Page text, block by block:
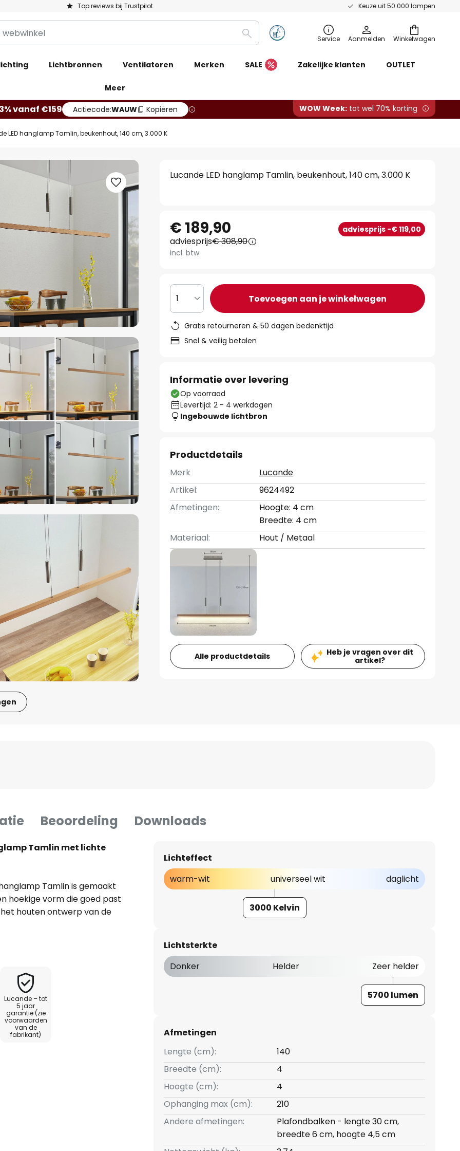
Top reviews bij Trustpilot Keuze uit 50.000 lampen
Winkelwagen
Zoeken Service Aanmelden
Lichtbronnen Ventilatoren Merken SALE Zakelijke klanten OUTLET
Meer
vanaf €159 Actiecode:WAUW Kopiëren WOW Week: tot wel 70% korting
LED hanglamp Tamlin, beukenhout, 140 cm, 3.000 K
Lucande LED hanglamp Tamlin, beukenhout, 140 cm, 3.000 K
€ 189,90 adviesprijs -€ 119,00
adviesprijs€ 308,90
incl. btw
1 Toevoegen aan je winkelwagen
Gratis retourneren & 50 dagen bedenktijd
Snel & veilig betalen
Informatie over levering
Op voorraad
Levertijd: 2 - 4 werkdagen
Ingebouwde lichtbron
Productdetails
Merk
Lucande
Artikel:
9624492
Afmetingen:
Hoogte: 4 cm
Breedte: 4 cm
Materiaal:
Hout / Metaal
Alle productdetails
Heb je vragen over dit
artikel?
Beoordeling Downloads
Tamlin met lichte
Tamlin is gemaakt
hoekige vorm die goed past
houten ontwerp van de
in Scandinavische
externe dimmer.
Lucande – tot
5 jaar
garantie (zie
voorwaarden
van de
fabrikant)
Lichteffect
warm-wit
universeel wit daglicht
3000 Kelvin
Lichtsterkte
Donker
Helder Zeer helder
5700 lumen
Afmetingen
Lengte (cm):
140
Breedte (cm):
4
Hoogte (cm):
4
Ophanging max (cm):
210
Andere afmetingen:
Plafondbalken - lengte 30 cm,
breedte 6 cm, hoogte 4,5 cm